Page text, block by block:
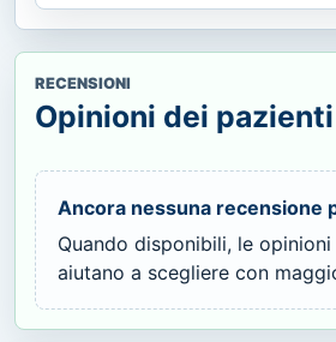
RECENSIONI
Opinioni dei pazienti
Ancora nessuna recensione
Quando disponibili, le
aiutano a scegliere con